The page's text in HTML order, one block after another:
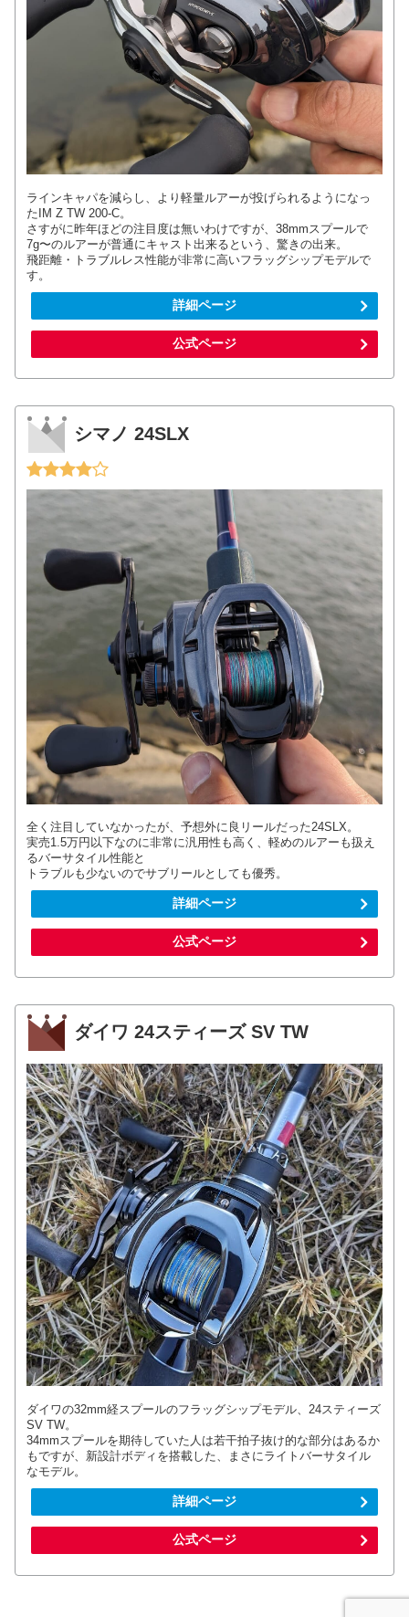
ラインキャパを減らし、より軽量ルアーが投げられるようになっ
たIM Z TW 200-C。
さすがに昨年ほどの注目度は無いわけですが、38mmスプールで
7g〜のルアーが普通にキャスト出来るという、驚きの出来。
飛距離・トラブルレス性能が非常に高いフラッグシップモデルで
す。
詳細ページ
公式ページ
シマノ 24SLX
全く注目していなかったが、予想外に良リールだった24SLX。
実売1.5万円以下なのに非常に汎用性も高く、軽めのルアーも扱え
るバーサタイル性能と
トラブルも少ないのでサブリールとしても優秀。
詳細ページ
公式ページ
ダイワ 24スティーズ SV TW
ダイワの32mm経スプールのフラッグシップモデル、24スティーズ
SV TW。
34mmスプールを期待していた人は若干拍子抜け的な部分はあるか
もですが、新設計ボディを搭載した、まさにライトバーサタイル
なモデル。
詳細ページ
公式ページ